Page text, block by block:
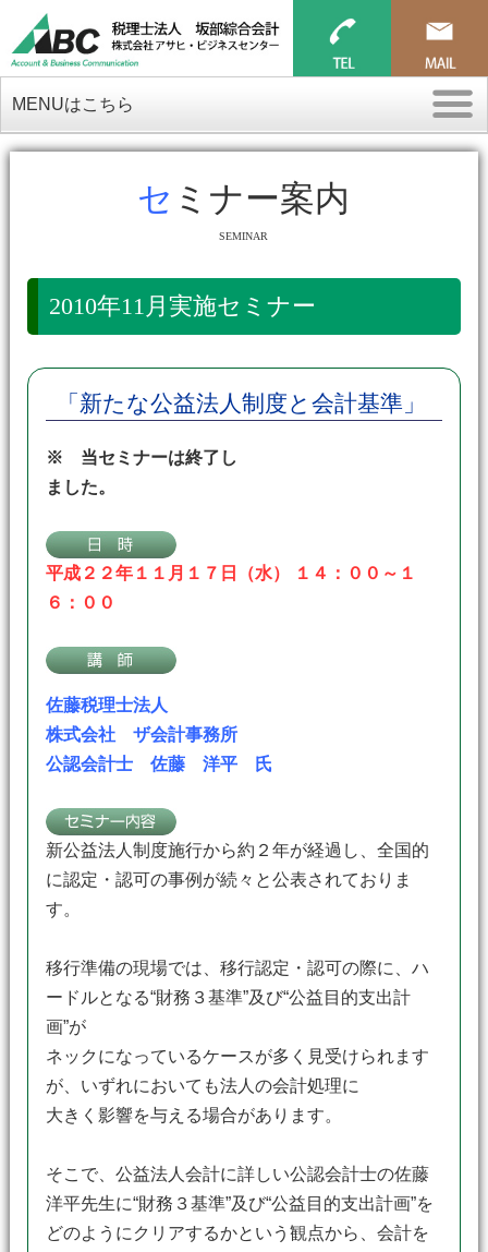
MENUはこちら
セミナー案内
SEMINAR
2010年11月実施セミナー
「新たな公益法人制度と会計基準」
※ 当セミナーは終了し
ました。
平成２２年１１月１７日（水） １４：００～１
６：００
佐藤税理士法人
株式会社 ザ会計事務所
公認会計士 佐藤 洋平 氏
新公益法人制度施行から約２年が経過し、全国的
に認定・認可の事例が続々と公表されておりま
す。
移行準備の現場では、移行認定・認可の際に、ハ
ードルとなる“財務３基準”及び“公益目的支出計
画”が
ネックになっているケースが多く見受けられます
が、いずれにおいても法人の会計処理に
大きく影響を与える場合があります。
そこで、公益法人会計に詳しい公認会計士の佐藤
洋平先生に“財務３基準”及び“公益目的支出計画”を
どのようにクリアするかという観点から、会計を